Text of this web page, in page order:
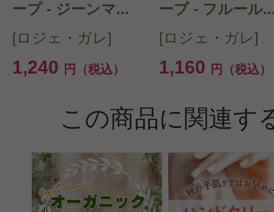
ープ - ジーンマ...
[ロジェ・ガレ]
1,240 円（税込）
ープ - フルール
[ロジェ・ガレ]
1,160 円（税込）
この商品に関連す